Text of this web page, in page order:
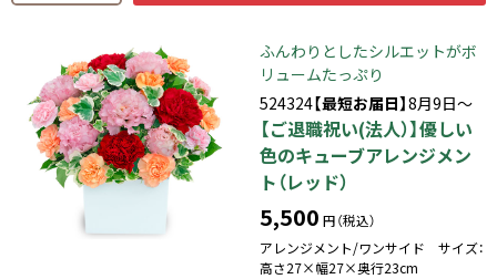
ふんわりとしたシルエットがボ
リュームたっぷり
524324【最短お届日】8月9日～
【ご退職祝い(法人）】優しい
色のキューブアレンジメン
ト（レッド）
5,500 円（税込）
アレンジメント/ワンサイド サイズ：
高さ27×幅27×奥行23cm